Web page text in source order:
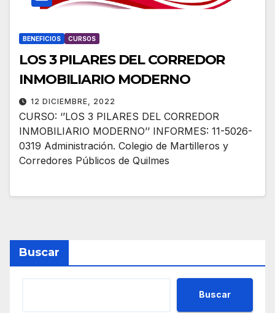
BENEFICIOS CURSOS
LOS 3 PILARES DEL CORREDOR
INMOBILIARIO MODERNO
12 DICIEMBRE, 2022
CURSO: ‘’LOS 3 PILARES DEL CORREDOR
INMOBILIARIO MODERNO’’ INFORMES: 11-5026-
0319 Administración. Colegio de Martilleros y
Corredores Públicos de Quilmes
Buscar
Buscar